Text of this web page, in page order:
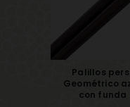
Palillos
Geométrico
con funda